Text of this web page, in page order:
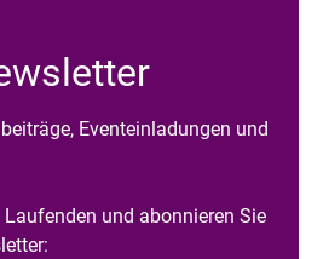
Eventeinladungen und
und abonnieren Sie